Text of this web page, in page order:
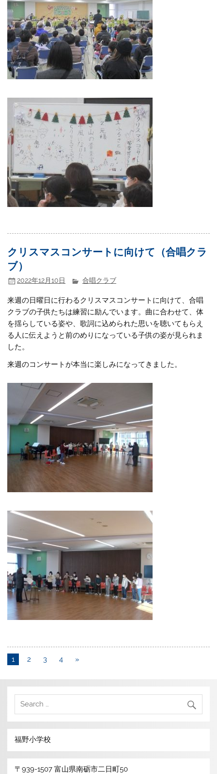
クリスマスコンサートに向けて（合唱クラ
ブ）
2022年12月10日 合唱クラブ
来週の日曜日に行わるクリスマスコンサートに向けて、合唱
クラブの子供たちは練習に励んでいます。曲に合わせて、体
を揺らしている姿や、歌詞に込められた思いを聴いてもらえ
る人に伝えようと前のめりになっている子供の姿が見られま
した。
来週のコンサートが本当に楽しみになってきました。
1 2 3 4 »
福野小学校
〒939-1507 富山県南砺市二日町50